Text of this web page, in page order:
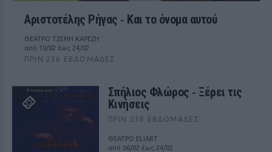
Αριστοτέλης Ρήγας ‑ Kαι το όνομα αυτού
ΘΕΑΤΡΟ ΤΖΕΝΗ ΚΑΡΕΖΗ
από 10/02 έως 24/02
ΠΡΙΝ 236 ΕΒΔΟΜΆΔΕΣ
Σπήλιος Φλώρος ‑ Ξέρει τις
Κινήσεις
ΠΡΙΝ 236 ΕΒΔΟΜΆΔΕΣ
ΘΕΑΤΡΟ ELIART
από 06/02 έως 24/02